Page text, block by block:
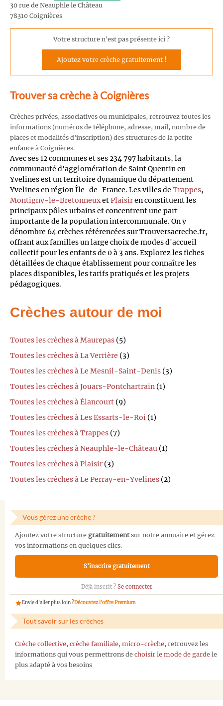
30 rue de Neauphle le Château
78310 Coignières
Votre structure n'est pas présente ici ?
Ajoutez votre crèche gratuitement !
Trouver sa crèche à Coignières
Crèches privées, associatives ou municipales, retrouvez toutes les
informations (numéros de téléphone, adresse, mail, nombre de
places et modalités d'inscription) des structures de la petite
enfance à Coignières.
Avec ses 12 communes et ses 234 797 habitants, la
communauté d'agglomération de Saint Quentin en
Yvelines est un territoire dynamique du département
Yvelines en région Île-de-France. Les villes de Trappes,
Montigny-le-BretonneuxetPlaisiren constituent les
principaux pôles urbains et concentrent une part
importante de la population intercommunale. On y
dénombre 64 crèches référencées sur Trouversacreche.fr,
offrant aux familles un large choix de modes d'accueil
collectif pour les enfants de 0 à 3 ans. Explorez les fiches
détaillées de chaque établissement pour connaître les
places disponibles, les tarifs pratiqués et les projets
pédagogiques.
Crèches autour de moi
Toutes les crèches à Maurepas (5)
Toutes les crèches à La Verrière (3)
Toutes les crèches à Le Mesnil-Saint-Denis (3)
Toutes les crèches à Jouars-Pontchartrain (1)
Toutes les crèches à Élancourt (9)
Toutes les crèches à Les Essarts-le-Roi (1)
Toutes les crèches à Trappes (7)
Toutes les crèches à Neauphle-le-Château (1)
Toutes les crèches à Plaisir (3)
Toutes les crèches à Le Perray-en-Yvelines (2)
Vous gérez une crèche ?
Ajoutez votre structure gratuitementsur notre annuaire et gérez
vos informations en quelques clics.
S'inscrire gratuitement
Déjà inscrit ? Se connecter
Envie d'aller plus loin ?Découvrez l'offre Premium
Tout savoir sur les crèches
Crèche collective, crèche familiale, micro-crèche, retrouvez les
informations qui vous permettrons de choisir le mode de garde le
plus adapté à vos besoins